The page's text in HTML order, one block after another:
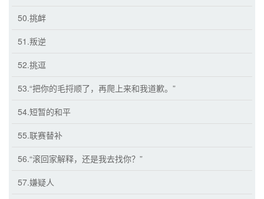
50.挑衅
51.叛逆
52.挑逗
53.“把你的毛捋顺了，再爬上来和我道歉。”
54.短暂的和平
55.联赛替补
56.“滚回家解释，还是我去找你？”
57.嫌疑人